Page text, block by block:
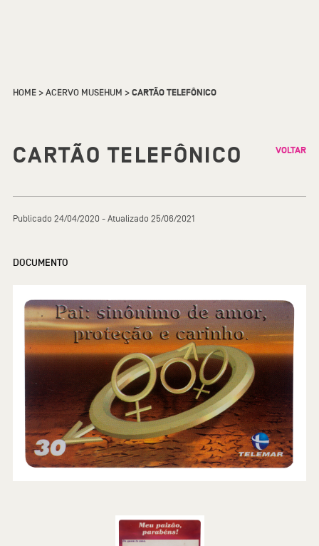
HOME>ACERVO MUSEHUM >CARTÃO TELEFÔNICO
CARTÃO TELEFÔNICO VOLTAR
Publicado 24/04/2020 - Atualizado 25/06/2021
DOCUMENTO